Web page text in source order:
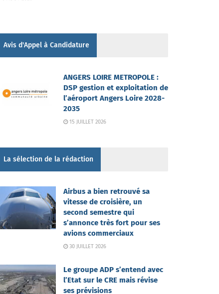
Avis d'Appel à Candidature
ANGERS LOIRE METROPOLE :
DSP gestion et exploitation de
l’aéroport Angers Loire 2028-
2035
15 JUILLET 2026
La sélection de la rédaction
Airbus a bien retrouvé sa
vitesse de croisière, un
second semestre qui
s’annonce très fort pour ses
avions commerciaux
30 JUILLET 2026
Le groupe ADP s’entend avec
l’Etat sur le CRE mais révise
ses prévisions